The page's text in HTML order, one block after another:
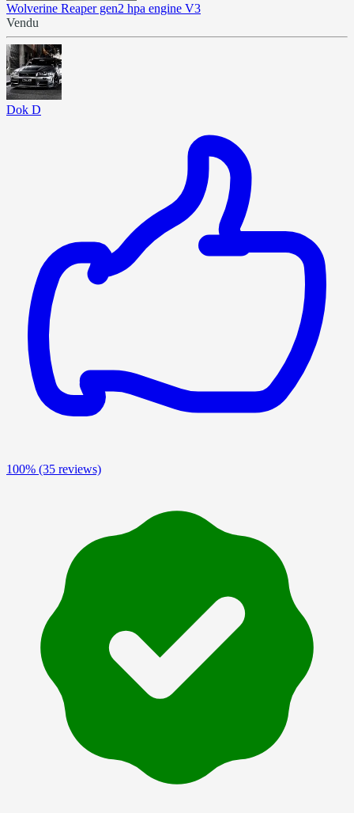
Wolverine Reaper gen2 hpa engine V3
Vendu
Dok D
100% (35 reviews)